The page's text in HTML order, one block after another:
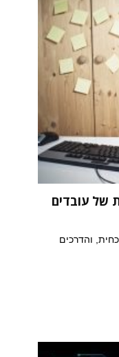
של עובדים
והדרכים